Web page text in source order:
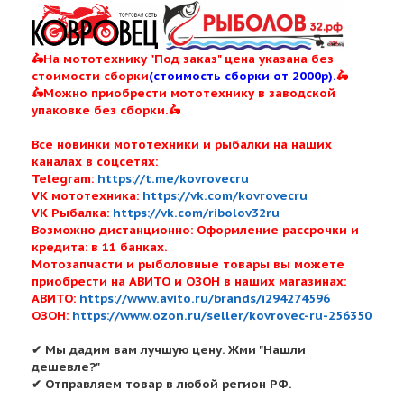
🛵На мототехнику "Под заказ" цена указана без
стоимости сборки(стоимость сборки от 2000р).🛵
🛵Можно приобрести мототехнику в заводской
упаковке без сборки.🛵
Все новинки мототехники и рыбалки на наших
каналах в соцсетях:
Telegram: https://t.me/kovrovecru
VK мототехника: https://vk.com/kovrovecru
VK Рыбалка: https://vk.com/ribolov32ru
Возможно дистанционно: Оформление рассрочки и
кредита: в 11 банках.
Мотозапчасти и рыболовные товары вы можете
приобрести на АВИТО и ОЗОН в наших магазинах:
АВИТО: https://www.avito.ru/brands/i294274596
ОЗОН: https://www.ozon.ru/seller/kovrovec-ru-256350
✔ Мы дадим вам лучшую цену. Жми "Нашли
дешевле?"
✔ Отправляем товар в любой регион РФ.